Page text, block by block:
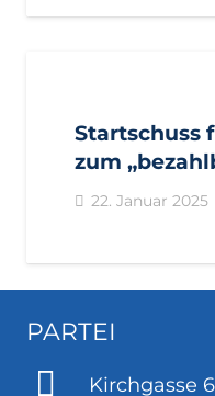
Startschuss
zum
22. Januar 2025
PARTEI
Kirchgasse